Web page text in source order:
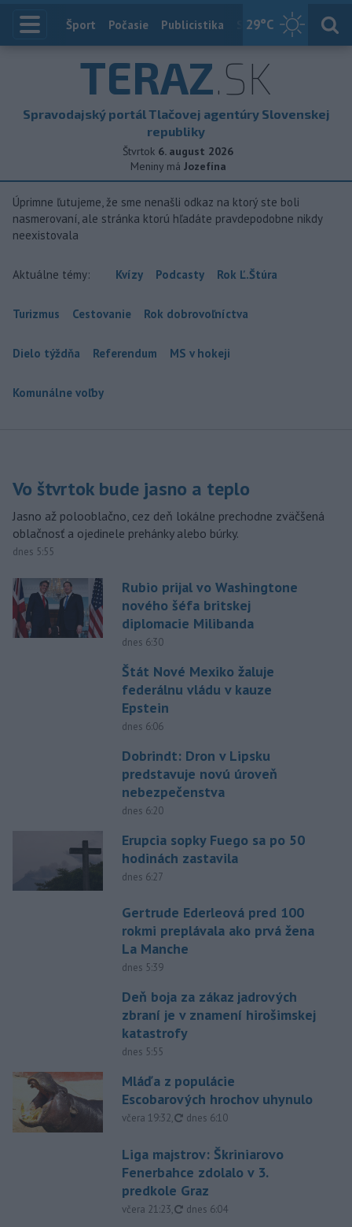
29°C
Index
Šport Počasie Publicistika Slovensko
TERAZ.SK
Spravodajský portál Tlačovej agentúry Slovenskej
republiky
Štvrtok 6. august 2026
Meniny má Jozefína
Úprimne ľutujeme, že sme nenašli odkaz na ktorý ste boli
nasmerovaní, ale stránka ktorú hľadáte pravdepodobne nikdy
neexistovala
Aktuálne témy: Kvízy Podcasty Rok Ľ.Štúra
Turizmus Cestovanie Rok dobrovoľníctva
Dielo týždňa Referendum MS v hokeji
Komunálne voľby
Vo štvrtok bude jasno a teplo
Jasno až polooblačno, cez deň lokálne prechodne zväčšená
oblačnosť a ojedinele prehánky alebo búrky.
dnes 5:55
Rubio prijal vo Washingtone
nového šéfa britskej
diplomacie Milibanda
dnes 6:30
Štát Nové Mexiko žaluje
federálnu vládu v kauze
Epstein
dnes 6:06
Dobrindt: Dron v Lipsku
predstavuje novú úroveň
nebezpečenstva
dnes 6:20
Erupcia sopky Fuego sa po 50
hodinách zastavila
dnes 6:27
Gertrude Ederleová pred 100
rokmi preplávala ako prvá žena
La Manche
dnes 5:39
Deň boja za zákaz jadrových
zbraní je v znamení hirošimskej
katastrofy
dnes 5:55
Mláďa z populácie
Escobarových hrochov uhynulo
včera 19:32, aktualizované
dnes 6:10
Liga majstrov: Škriniarovo
Fenerbahce zdolalo v 3.
predkole Graz
včera 21:23, aktualizované
dnes 6:04